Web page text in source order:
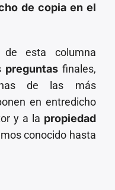
de copia en el
de esta columna
preguntasfinales,
de las más
en entredicho
y a la propiedad
conocido hasta